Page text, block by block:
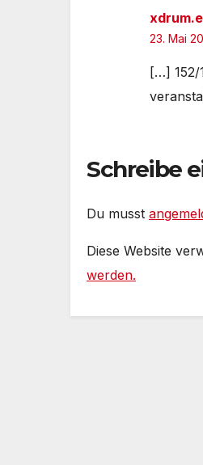
23. Mai
[…] 152/
Schreibe
Du musst
Diese Website
werden.